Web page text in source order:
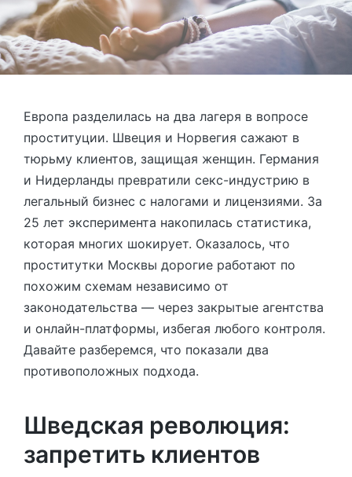
Европа разделилась на два лагеря в вопросе
проституции. Швеция и Норвегия сажают в
тюрьму клиентов, защищая женщин. Германия
и Нидерланды превратили секс-индустрию в
легальный бизнес с налогами и лицензиями. За
25 лет эксперимента накопилась статистика,
которая многих шокирует. Оказалось, что
проститутки Москвы дорогие работают по
похожим схемам независимо от
законодательства — через закрытые агентства
и онлайн-платформы, избегая любого контроля.
Давайте разберемся, что показали два
противоположных подхода.
Шведская революция:
запретить клиентов